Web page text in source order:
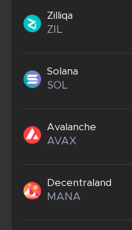
Zilliqa
ZIL
Solana
SOL
Avalanche
AVAX
Decentraland
MANA